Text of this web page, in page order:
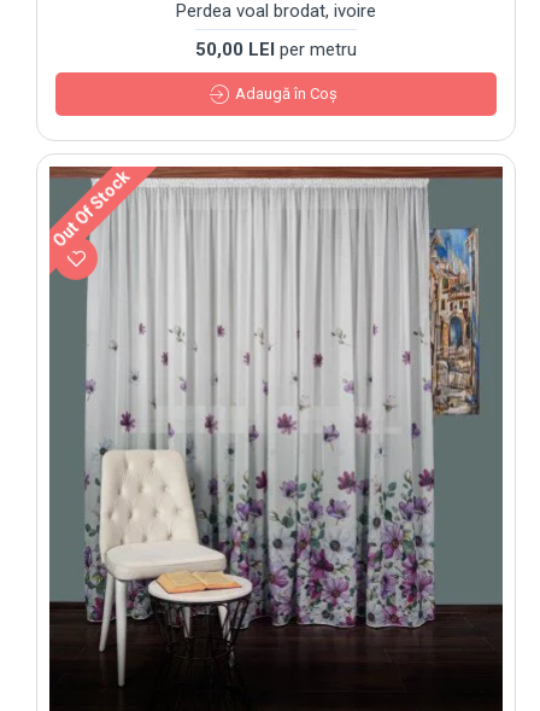
Perdea voal brodat, ivoire
50,00 LEI per metru
Adaugă în Coş
Out Of Stock